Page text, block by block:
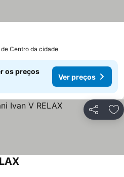
de Centro da cidade
os preços
Ver preços
Partilhar